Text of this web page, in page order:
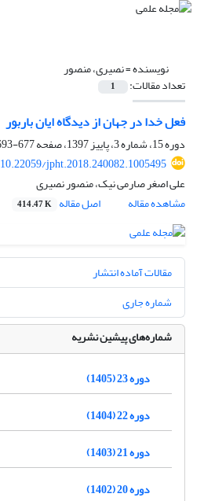
نویسنده =نصیری، منصور
تعداد مقالات: 1
فعل خدا در جهان از دیدگاه ایان باربور
دوره 15، شماره 3، پاییز 1397، صفحه
677-693
10.22059/jpht.2018.240082.1005495
علی اصغر صارمی نیک، منصور نصیری
مشاهده مقاله
اصل مقاله 414.47 K
مقالات آماده انتشار
شماره جاری
شماره‌های پیشین نشریه
دوره 23 (1405)
دوره 22 (1404)
دوره 21 (1403)
دوره 20 (1402)